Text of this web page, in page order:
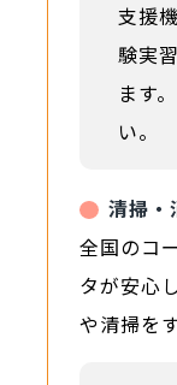
支援
験実
ます。
い。
清掃・
全国のコ
タが安心
や清掃を